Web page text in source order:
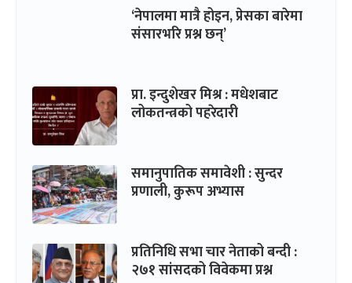
‘नेपालमा मात्रै होइन, प्रेसका बारेमा
संसारभरि प्रश्न छन्’
प्रा. इन्दुशेखर मिश्र : मधेशबाट
लोकतन्त्रको पहरेदारी
समानुपातिक समावेशी : सुन्दर
प्रणाली, कुरूप अभ्यास
प्रतिनिधि सभा चार नेताको बन्दी :
२७१ सांसदको विवेकमा प्रश्न